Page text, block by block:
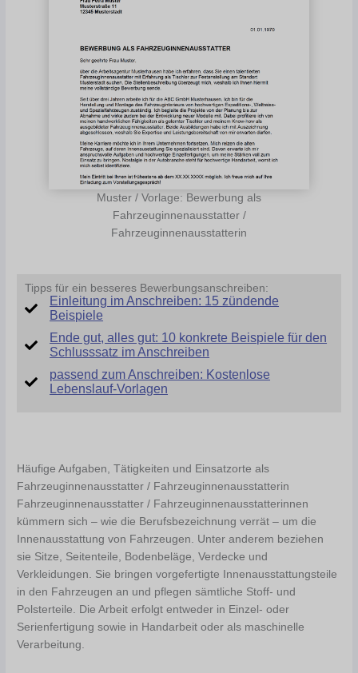
Muster / Vorlage: Bewerbung als
Fahrzeuginnenausstatter /
Fahrzeuginnenausstatterin
Tipps für ein besseres Bewerbungsanschreiben:
Einleitung im Anschreiben: 15 zündende
Beispiele
Ende gut, alles gut: 10 konkrete Beispiele für den
Schlusssatz im Anschreiben
passend zum Anschreiben: Kostenlose
Lebenslauf-Vorlagen
Häufige Aufgaben, Tätigkeiten und Einsatzorte als
Fahrzeuginnenausstatter / Fahrzeuginnenausstatterin
Fahrzeuginnenausstatter / Fahrzeuginnenausstatterinnen
kümmern sich – wie die Berufsbezeichnung verrät – um die
Innenausstattung von Fahrzeugen. Unter anderem beziehen
sie Sitze, Seitenteile, Bodenbeläge, Verdecke und
Verkleidungen. Sie bringen vorgefertigte Innenausstattungsteile
in den Fahrzeugen an und pflegen sämtliche Stoff- und
Polsterteile. Die Arbeit erfolgt entweder in Einzel- oder
Serienfertigung sowie in Handarbeit oder als maschinelle
Verarbeitung.